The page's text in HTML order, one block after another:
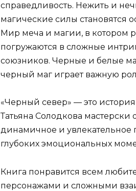
справедливость. Нежить и
магические силы становятся
Мир меча и магии, в котором
погружаются в сложные
союзников. Черные и белые
черный маг играет важную
«Черный север» — это
Татьяна Солодкова
динамичное и увлекательное
глубоких эмоциональных
Книга понравится всем
персонажами и сложными